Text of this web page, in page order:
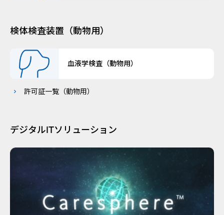
検体検査装置（動物用）
血液学検査（動物用）
許可証一覧（動物用）
デジタルITソリューション